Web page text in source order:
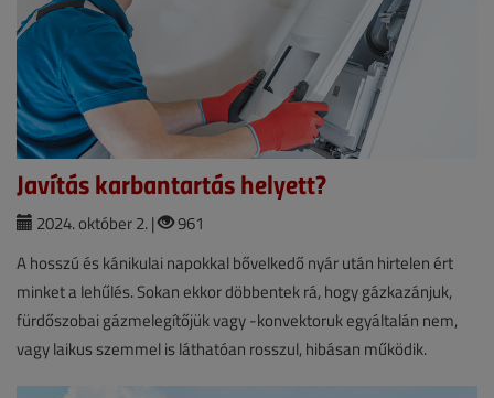
Javítás karbantartás helyett?
2024. október 2. |
961
A hosszú és kánikulai napokkal bővelkedő nyár után hirtelen ért
minket a lehűlés. Sokan ekkor döbbentek rá, hogy gázkazánjuk,
fürdőszobai gázmelegítőjük vagy -konvektoruk egyáltalán nem,
vagy laikus szemmel is láthatóan rosszul, hibásan működik.